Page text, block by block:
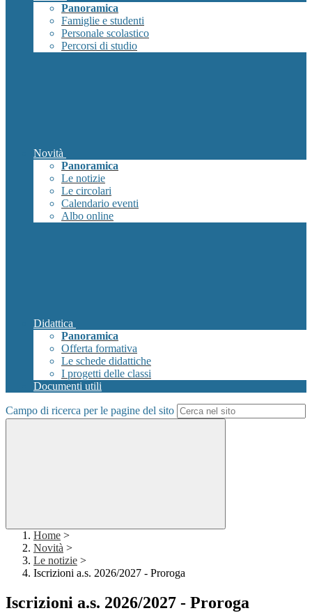
Panoramica
Famiglie e studenti
Personale scolastico
Percorsi di studio
Novità
Panoramica
Le notizie
Le circolari
Calendario eventi
Albo online
Didattica
Panoramica
Offerta formativa
Le schede didattiche
I progetti delle classi
Documenti utili
Campo di ricerca per le pagine del sito
Home >
Novità >
Le notizie >
Iscrizioni a.s. 2026/2027 - Proroga
Iscrizioni a.s. 2026/2027 - Proroga